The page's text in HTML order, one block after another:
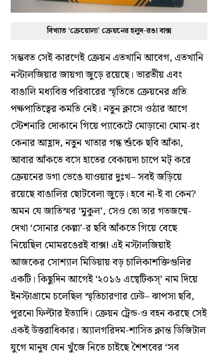
বিখ্যাত ‘ক্রেয়োলা’ ক্রেয়নের হলুদ-রঙা বাক্স
সম্ভবত সেই কারণেই ক্রেয়ন এতখানি আবেগ, এতখানি
নস্টালজিয়ার জায়গা জুড়ে রয়েছে। ভারতীয় এবং
বাঙালি মধ্যবিত্ত পরিবারের স্মৃতিতে ক্রেয়নের প্রতি
পক্ষপাতিত্বের কমতি নেই। নতুন ক্লাসে ওঠার আগে
স্টেশনারি দোকানে গিয়ে প্যাকেটে মোড়ানো মোম-রং
কেনার আহ্লাদ, নতুন খাতার গন্ধ শুঁকে ছবি আঁকা,
আবার আঁকতে বসে হাতের বেকায়দা চাপে মট্ করে
ক্রেয়নের ডগা ভেঙে যাওয়ার দুঃখ– সবই জড়িয়ে
রয়েছে বাঙালির ছোটবেলা জুড়ে। হবে না-ই বা কেন?
অমন যে জাতিস্মর ‘মুকুল’, সেও তো তার গতজন্মে-
দেখা ‘সোনার কেল্লা’-র ছবি আঁকতে গিয়ে বেছে
নিয়েছিল মোমরঙেরই বাক্স! এই নস্টালজিয়াই
আজকের সোশ্যাল মিডিয়ায় বড় চালিকাশক্তিগুলির
একটি। কিছুদিন আগেই ‘২০১৬ এস্থেটিকস্’ নাম দিয়ে
ইনস্টাগ্রামে চলেছিল স্মৃতিচারণার ঢেউ– ঝাপসা ছবি,
পুরনো ফিল্টার ইত্যাদি। ক্রেয়ন ট্রেন্ড-ও বহন করছে সেই
একই উত্তরাধিকার। অ্যালগরিদম-শাসিত ক্লান্ত ডিজিটাল
যুগে মানুষ যেন খুঁজে নিতে চাইছে শৈশবের ‘সব